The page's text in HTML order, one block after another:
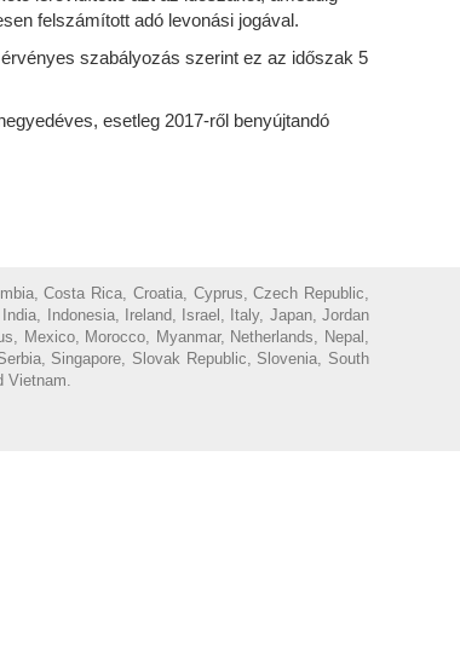
felszámított adó levonási jogával.
szabályozás szerint ez az időszak 5
esetleg 2017-ről benyújtandó
Costa Rica, Croatia, Cyprus, Czech Republic,
Indonesia, Ireland, Israel, Italy, Japan, Jordan
Mexico, Morocco, Myanmar, Netherlands, Nepal,
Singapore, Slovak Republic, Slovenia, South